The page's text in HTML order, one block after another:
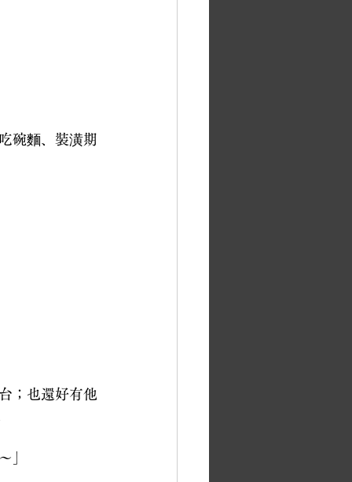
碗麵、裝潢期
；也還好有他
」